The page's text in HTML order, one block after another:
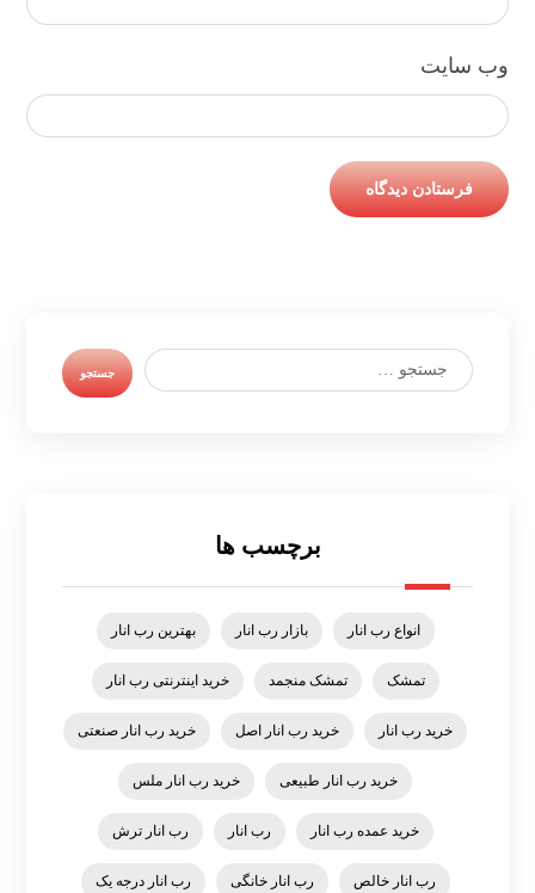
وب‌ سایت
برچسب ها
انواع رب انار بازار رب انار بهترین رب انار
تمشک تمشک منجمد خرید اینترنتی رب انار
خرید رب انار خرید رب انار اصل خرید رب انار صنعتی
خرید رب انار طبیعی خرید رب انار ملس
خرید عمده رب انار رب انار رب انار ترش
رب انار خالص رب انار خانگی رب انار درجه یک